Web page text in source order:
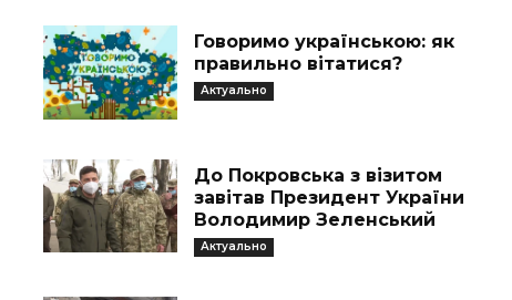
Говоримо українською: як
правильно вітатися?
Актуально
До Покровська з візитом
завітав Президент України
Володимир Зеленський
Актуально